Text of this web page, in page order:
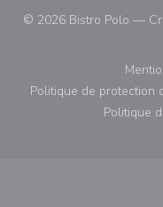
© 2026 Bistro Polo —
Politique de protection
Politique